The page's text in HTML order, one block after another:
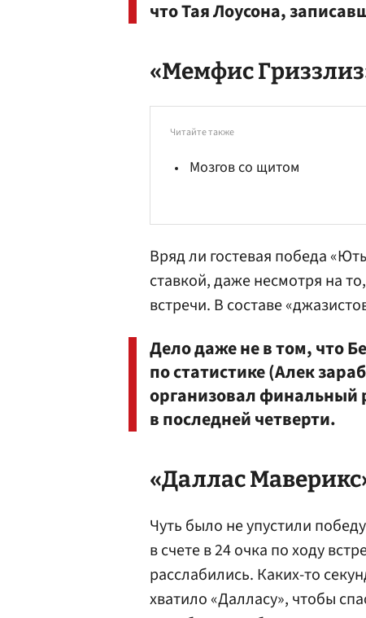
что Тая Лоусона,
«Мемфис
Читайте также
Мозгов со щитом
Вряд ли гостевая победа
ставкой, даже несмотря на
встречи. В составе
Дело даже не в том, что
по статистике (Алек
организовал финальный
в последней четверти.
«Даллас
Чуть было не упустили
в счете в 24 очка по ходу
расслабились. Каких-то
хватило «Далласу», чтобы